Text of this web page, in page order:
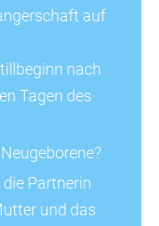
auf
nach
Tagen des
Partnerin
und das